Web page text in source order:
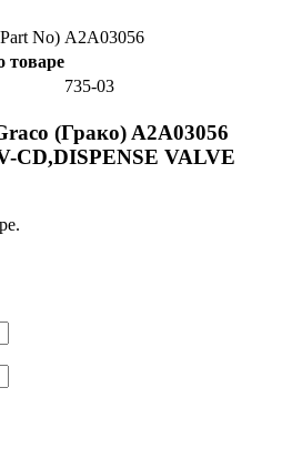
No) A2A03056
товаре
735-03
(Грако) A2A03056
CD,DISPENSE VALVE